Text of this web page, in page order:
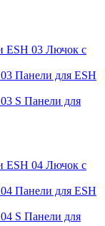
Лючок с
Панели для ESH
Панели для
Лючок с
Панели для ESH
Панели для